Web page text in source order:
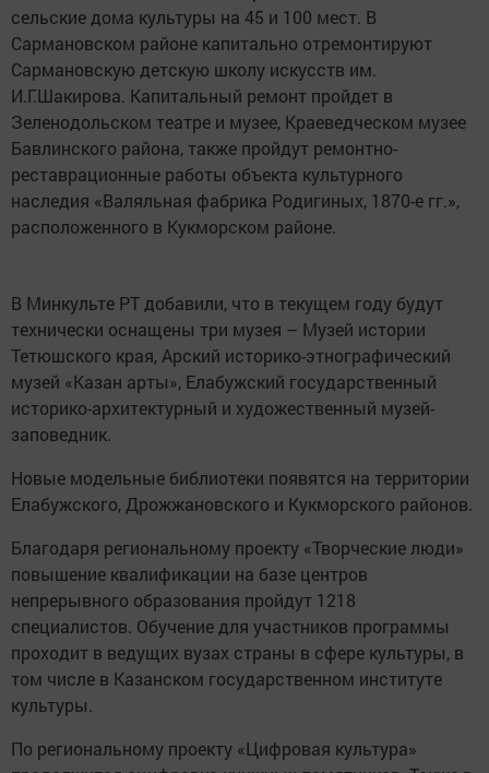
сельские дома культуры на 45 и 100 мест. В
Сармановском районе капитально отремонтируют
Сармановскую детскую школу искусств им.
И.Г.Шакирова. Капитальный ремонт пройдет в
Зеленодольском театре и музее, Краеведческом музее
Бавлинского района, также пройдут ремонтно-
реставрационные работы объекта культурного
наследия «Валяльная фабрика Родигиных, 1870-е гг.»,
расположенного в Кукморском районе.
В Минкульте РТ добавили, что в текущем году будут
технически оснащены три музея – Музей истории
Тетюшского края, Арский историко-этнографический
музей «Казан арты», Елабужский государственный
историко-архитектурный и художественный музей-
заповедник.
Новые модельные библиотеки появятся на территории
Елабужского, Дрожжановского и Кукморского районов.
Благодаря региональному проекту «Творческие люди»
повышение квалификации на базе центров
непрерывного образования пройдут 1218
специалистов. Обучение для участников программы
проходит в ведущих вузах страны в сфере культуры, в
том числе в Казанском государственном институте
культуры.
По региональному проекту «Цифровая культура»